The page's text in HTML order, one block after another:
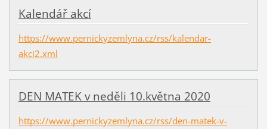
Kalendář akcí
https://www.pernickyzemlyna.cz/rss/kalendar-
akci2.xml
DEN MATEK v neděli 10.května 2020
https://www.pernickyzemlyna.cz/rss/den-matek-v-